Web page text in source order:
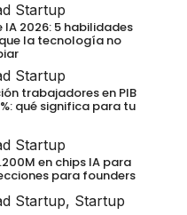
Startup
IA 2026: 5 habilidades
la tecnología no
Startup
trabajadores en PIB
qué significa para tu
Startup
en chips IA para
para founders
Startup, Startup